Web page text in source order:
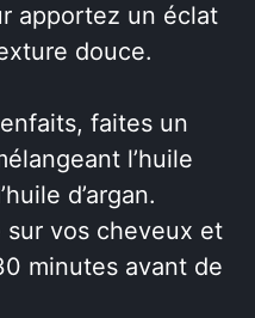
apportez un éclat
douce.
faites un
l’huile
d’argan.
vos cheveux et
minutes avant de